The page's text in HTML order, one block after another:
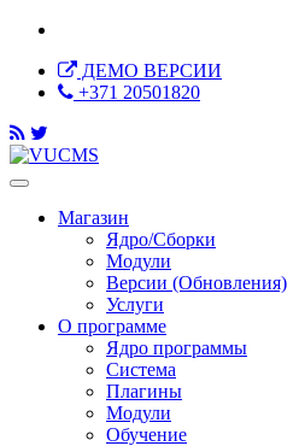
ДЕМО ВЕРСИИ
+371 20501820
Магазин
Ядро/Сборки
Модули
Версии (Обновления)
Услуги
О программе
Ядро программы
Система
Плагины
Модули
Обучение